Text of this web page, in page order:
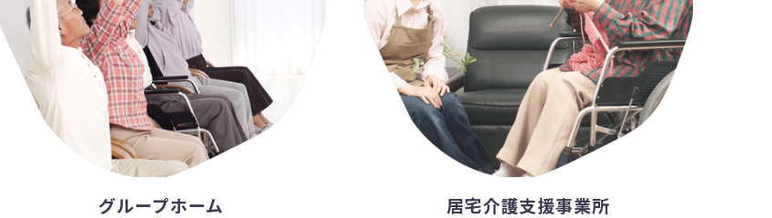
グループホーム 居宅介護支援事業所